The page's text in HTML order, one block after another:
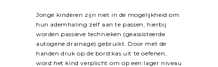
Jonge kinderen zijn niet in de mogelijkheid om
hun ademhaling zelf aan te passen, hierbij
worden passieve technieken (geassisteerde
autogene drainage) gebruikt. Door met de
handen druk op de borstkas uit te oefenen,
word het kind verplicht om op een lager niveau